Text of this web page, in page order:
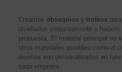
Creamos obsequios y trofeos
diseñarlos conjuntamente o
propuesta. El material principal es
otros materiales posibles como el
diseños son personalizados en
cada empresa.